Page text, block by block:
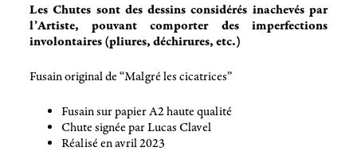
Les Chutes sont des dessins considérés inachevés par
l’Artiste, pouvant comporter des imperfections
involontaires (pliures, déchirures, etc.)
Fusain original de “Malgré les cicatrices”
Fusain sur papier A2 haute qualité
Chute signée par Lucas Clavel
Réalisé en avril 2023